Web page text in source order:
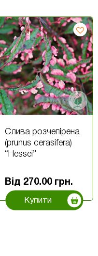
Слива розчепірена
(prunus cerasifera)
“Hessei”
Від 270.00 грн.
Купити